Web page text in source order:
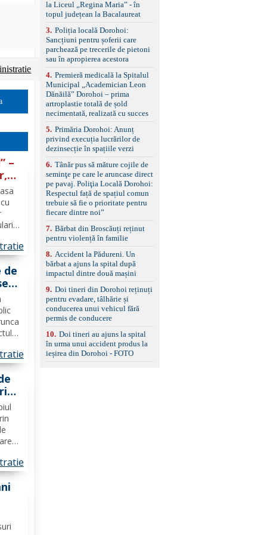
–
de
o
și
panoramică, geamuri
spate fumurii Carlig de
remorcare Bonus: -
Covorașe textile montate
pe mașină. -Ofer și un
set de covorașe din
împreună cu un set de
anvelope de iarnă.
la Liceul „Regina Maria” - în
topul județean la Bacalaureat
3. Poliția locală Dorohoi:
Sancțiuni pentru șoferii care
parchează pe trecerile de pietoni
sau în apropierea acestora
4. Premieră medicală la Spitalul
Municipal „Academician Leon
Dănăilă” Dorohoi – prima
artroplastie totală de șold
necimentată, realizată cu succes
5. Primăria Dorohoi: Anunț
privind execuția lucrărilor de
dezinsecție în spațiile verzi
6. Tânăr pus să măture cojile de
seminţe pe care le aruncase direct
pe pavaj. Poliţia Locală Dorohoi:
Respectul față de spațiul comun
trebuie să fie o prioritate pentru
fiecare dintre noi”
7. Bărbat din Broscăuți reținut
pentru violență în familie
8. Accident la Pădureni. Un
bărbat a ajuns la spital după
impactul dintre două mașini
9. Doi tineri din Dorohoi reținuți
pentru evadare, tâlhărie și
conducerea unui vehicul fără
permis de conducere
10. Doi tineri au ajuns la spital
în urma unui accident produs la
ieșirea din Dorohoi - FOTO